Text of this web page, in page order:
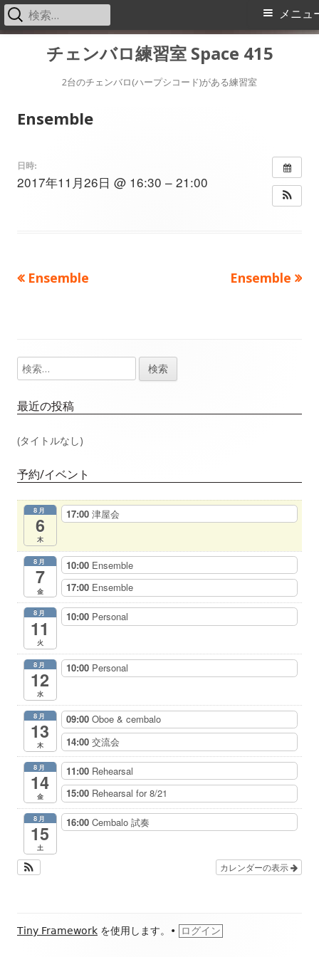
チェンバロ練習室 Space 415
2台のチェンバロ(ハープシコード)がある練習室
メ
メニュ
検
索:
Ensemble
日時:
2017年11月26日 @ 16:30 – 21:00
投
ビ
ゲ
ー
シ
ョ
前
Ensemble
次
Ensemble
メ
イ
ン
バ
検
索:
最近の投稿
(タイトルなし)
予約/イベント
8月
6
木
17:00 津屋会
8月
7
金
10:00 Ensemble
17:00 Ensemble
8月
11
火
10:00 Personal
8月
12
水
10:00 Personal
8月
13
木
09:00 Oboe & cembalo
14:00 交流会
8月
14
金
11:00 Rehearsal
15:00 Rehearsal for 8/21
8月
15
土
16:00 Cembalo 試奏
カレンダーの表示
フ
Tiny Framework を使用します。 • ログイン